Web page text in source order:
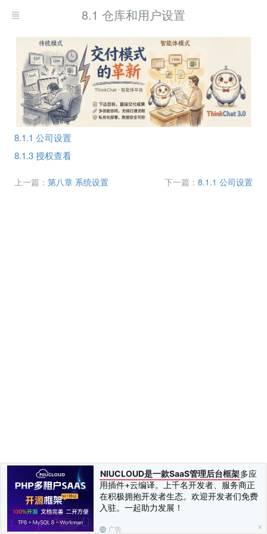
NIUCLOUD是一款SaaS管理后台框架多应
用插件+云编译。上千名开发者、服务商正
在积极拥抱开发者生态。欢迎开发者们免费
入驻。一起助力发展！
广告
8.1 仓库和用户设置
8.1.1 公司设置
8.1.3 授权查看
上一篇： 第八章 系统设置 下一篇： 8.1.1 公司设置